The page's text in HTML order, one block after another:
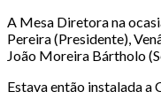
A Mesa Diretora na
Pereira (Presidente),
João Moreira Bártholo
Estava então instalada a